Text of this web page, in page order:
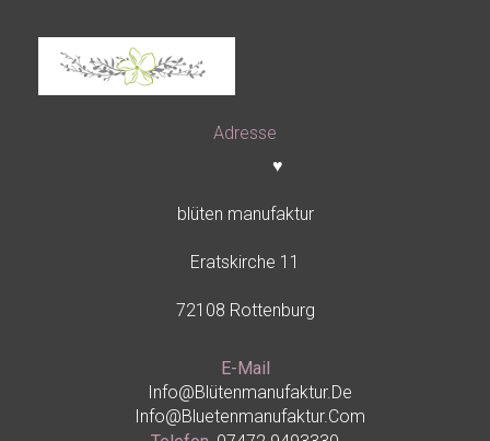
Adresse
♥
blüten manufaktur
Eratskirche 11
72108 Rottenburg
E-Mail
Info@blütenmanufaktur.de
Info@bluetenmanufaktur.com